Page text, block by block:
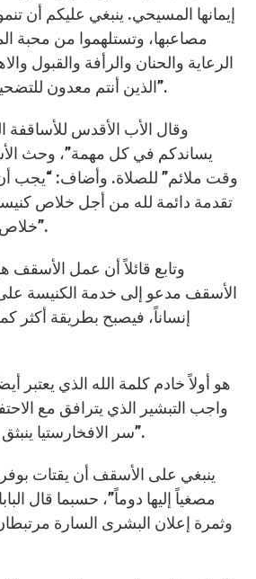
إيمانها المسيحي. ينبغي عليكم أن
مصاعبها، وتستلهموا من محبة
الرعاية والحنان والرأفة والقبول
الذين أنتم معدون للتضحية بحياتكم من أجلهم”.
وقال الأب الأقدس للأساقفة
يساندكم في كل مهمة”، وحث
وقت ملائم” للصلاة. وأضاف: “يجب
تقدمة دائمة لله من أجل خلاص
خلاص الأرواح الموكلة إليه”.
وتابع قائلاً أن عمل الأسقف
الأسقف مدعو إلى خدمة الكنيسة على
إنساناً، فيصبح بطريقة أكثر
واجب التبشير الذي يترافق مع
سر الافخارستيا ينبثق من الرسالة المتلقاة”.
مصغياً إليها دوماً”، حسبما قال
وثمرة إعلان البشرى السارة